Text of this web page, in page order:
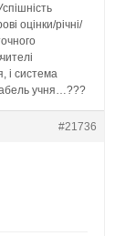
оцінки/річні/
і система
учня…???
#21736